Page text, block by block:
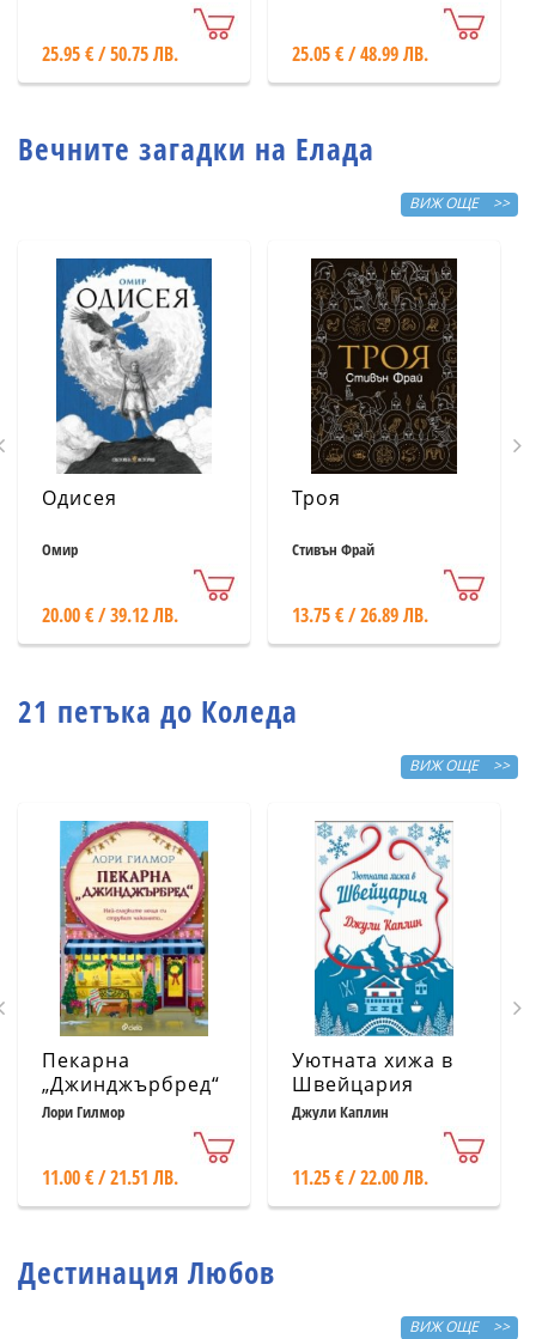
25.95 € / 50.75 ЛВ. 25.05 € / 48.99 ЛВ.
Вечните загадки на Елада
ВИЖ ОЩЕ >>
Одисея
Омир
20.00 € / 39.12 ЛВ.
Троя
Стивън Фрай
13.75 € / 26.89 ЛВ.
21 петъка до Коледа
ВИЖ ОЩЕ >>
Пекарна
„Джинджърбред“
(с цветни
Лори Гилмор
11.00 € / 21.51 ЛВ.
Уютната хижа в
Швейцария
Джули Каплин
11.25 € / 22.00 ЛВ.
Дестинация Любов
ВИЖ ОЩЕ >>